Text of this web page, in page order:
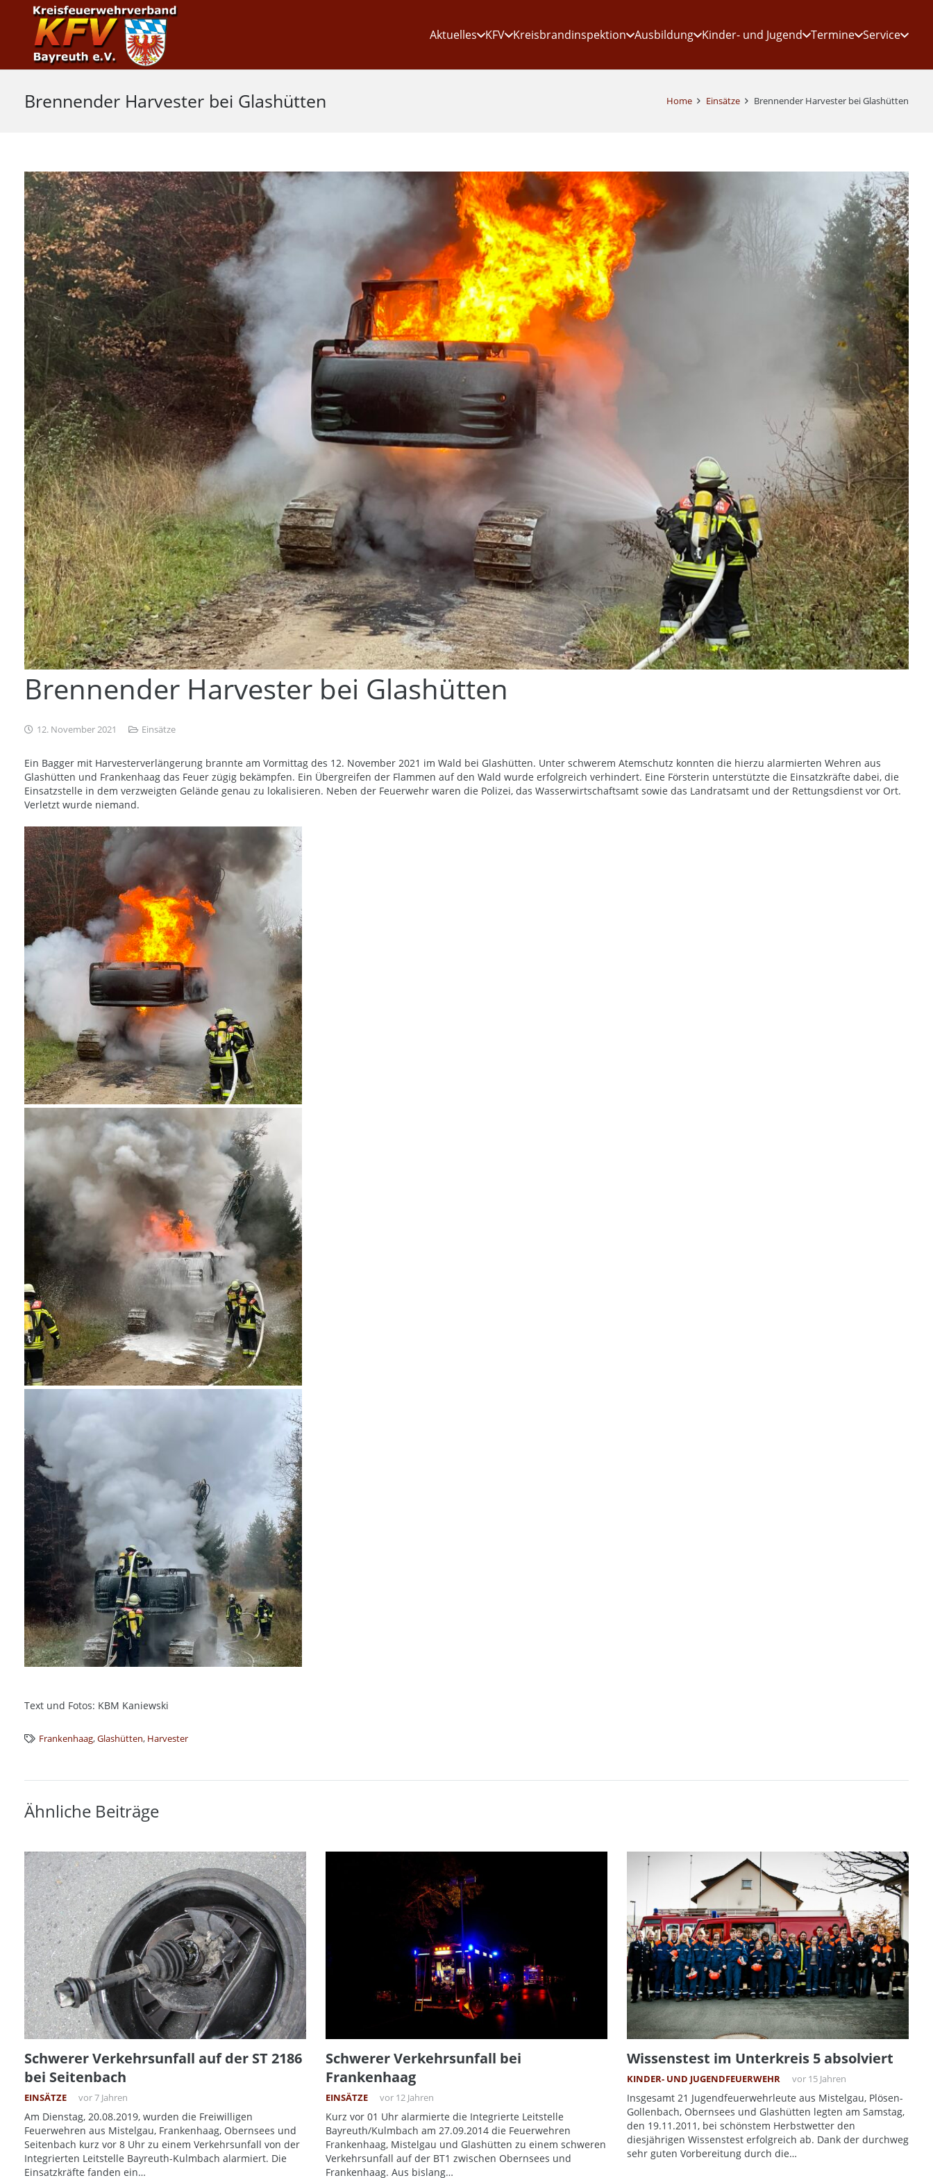
Aktuelles KFV Kreisbrandinspektion Ausbildung Kinder- und Jugend Termine Service
Brennender Harvester bei Glashütten Home Einsätze Brennender Harvester bei Glashütten
Brennender Harvester bei Glashütten
12. November 2021 Einsätze
Ein Bagger mit Harvesterverlängerung brannte am Vormittag des 12. November 2021 im Wald bei Glashütten. Unter schwerem Atemschutz konnten die hierzu alarmierten Wehren aus
Glashütten und Frankenhaag das Feuer zügig bekämpfen. Ein Übergreifen der Flammen auf den Wald wurde erfolgreich verhindert. Eine Försterin unterstützte die Einsatzkräfte dabei, die
Einsatzstelle in dem verzweigten Gelände genau zu lokalisieren. Neben der Feuerwehr waren die Polizei, das Wasserwirtschaftsamt sowie das Landratsamt und der Rettungsdienst vor Ort.
Verletzt wurde niemand.
Text und Fotos: KBM Kaniewski
Frankenhaag,Glashütten, Harvester
Ähnliche Beiträge
Schwerer Verkehrsunfall auf der ST 2186
bei Seitenbach
EINSÄTZE vor 7 Jahren
Am Dienstag, 20.08.2019, wurden die Freiwilligen
Feuerwehren aus Mistelgau, Frankenhaag, Obernsees und
Seitenbach kurz vor 8 Uhr zu einem Verkehrsunfall von der
Integrierten Leitstelle Bayreuth-Kulmbach alarmiert. Die
Einsatzkräfte fanden ein…
Schwerer Verkehrsunfall bei
Frankenhaag
EINSÄTZE vor 12 Jahren
Kurz vor 01 Uhr alarmierte die Integrierte Leitstelle
Bayreuth/Kulmbach am 27.09.2014 die Feuerwehren
Frankenhaag, Mistelgau und Glashütten zu einem schweren
Verkehrsunfall auf der BT1 zwischen Obernsees und
Frankenhaag. Aus bislang…
Wissenstest im Unterkreis 5 absolviert
KINDER- UND JUGENDFEUERWEHR vor 15 Jahren
Insgesamt 21 Jugendfeuerwehrleute aus Mistelgau, Plösen-
Gollenbach, Obernsees und Glashütten legten am Samstag,
den 19.11.2011, bei schönstem Herbstwetter den
diesjährigen Wissenstest erfolgreich ab. Dank der durchweg
sehr guten Vorbereitung durch die…